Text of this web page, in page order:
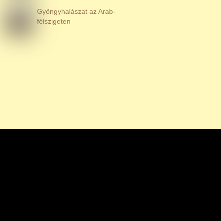
Gyöngyhalászat az Arab-
félszigeten